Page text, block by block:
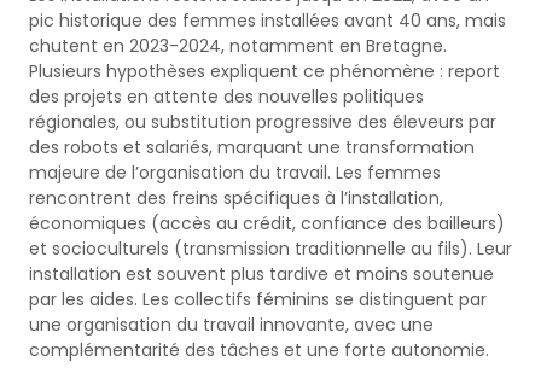
pic historique des femmes installées avant 40 ans, mais
chutent en 2023-2024, notamment en Bretagne.
Plusieurs hypothèses expliquent ce phénomène : report
des projets en attente des nouvelles politiques
régionales, ou substitution progressive des éleveurs par
des robots et salariés, marquant une transformation
majeure de l’organisation du travail. Les femmes
rencontrent des freins spécifiques à l’installation,
économiques (accès au crédit, confiance des bailleurs)
et socioculturels (transmission traditionnelle au fils). Leur
installation est souvent plus tardive et moins soutenue
par les aides. Les collectifs féminins se distinguent par
une organisation du travail innovante, avec une
complémentarité des tâches et une forte autonomie.